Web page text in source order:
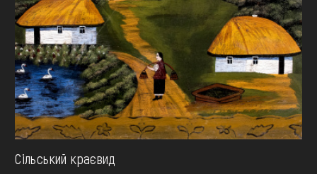
Сільський краєвид